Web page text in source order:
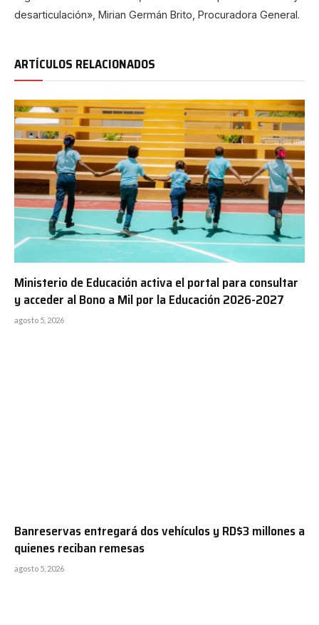
desarticulación», Mirian Germán Brito, Procuradora General.
ARTÍCULOS RELACIONADOS
Ministerio de Educación activa el portal para consultar
y acceder al Bono a Mil por la Educación 2026-2027
agosto 5, 2026
Banreservas entregará dos vehículos y RD$3 millones a
quienes reciban remesas
agosto 5, 2026